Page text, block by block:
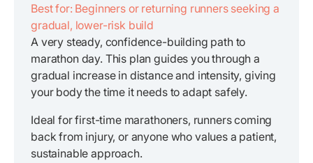
Best for: Beginners or returning runners seeking a
gradual, lower-risk build
A very steady, confidence-building path to
marathon day. This plan guides you through a
gradual increase in distance and intensity, giving
your body the time it needs to adapt safely.
Ideal for first-time marathoners, runners coming
back from injury, or anyone who values a patient,
sustainable approach.